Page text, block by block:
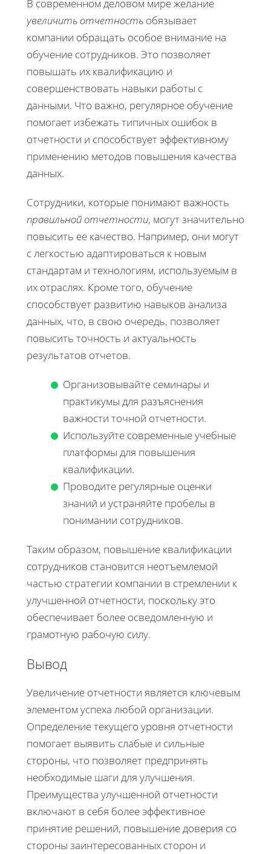
В современном деловом мире желание
увеличить отчетность обязывает
компании обращать особое внимание на
обучение сотрудников. Это позволяет
повышать их квалификацию и
совершенствовать навыки работы с
данными. Что важно, регулярное обучение
помогает избежать типичных ошибок в
отчетности и способствует эффективному
применению методов повышения качества
данных.
Сотрудники, которые понимают важность
правильной отчетности, могут значительно
повысить ее качество. Например, они могут
с легкостью адаптироваться к новым
стандартам и технологиям, используемым в
их отраслях. Кроме того, обучение
способствует развитию навыков анализа
данных, что, в свою очередь, позволяет
повысить точность и актуальность
результатов отчетов.
Организовывайте семинары и
практикумы для разъяснения
важности точной отчетности.
Используйте современные учебные
платформы для повышения
квалификации.
Проводите регулярные оценки
знаний и устраняйте пробелы в
понимании сотрудников.
Таким образом, повышение квалификации
сотрудников становится неотъемлемой
частью стратегии компании в стремлении к
улучшенной отчетности, поскольку это
обеспечивает более осведомленную и
грамотную рабочую силу.
Вывод
Увеличение отчетности является ключевым
элементом успеха любой организации.
Определение текущего уровня отчетности
помогает выявить слабые и сильные
стороны, что позволяет предпринять
необходимые шаги для улучшения.
Преимущества улучшенной отчетности
включают в себя более эффективное
принятие решений, повышение доверия со
стороны заинтересованных сторон и